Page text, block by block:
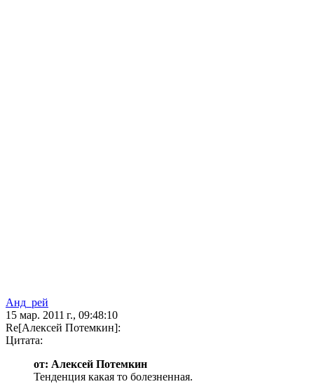
Анд_рей
15 мар. 2011 г., 09:48:10
Re[Алексей Потемкин]:
Цитата:
от: Алексей Потемкин
Тенденция какая то болезненная.